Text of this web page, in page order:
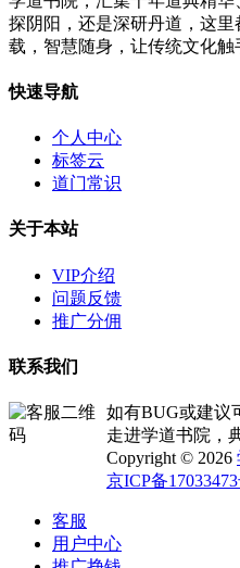
探阴阳，还是深研丹道，这
载，智慧随身，让传统文化触
快速导航
个人中心
标签云
道门常识
关于本站
VIP介绍
问题反馈
推广分佣
联系我们
如有BUG或建议
走进学道书院，
Copyright © 2026
京ICP备
客服
用户中心